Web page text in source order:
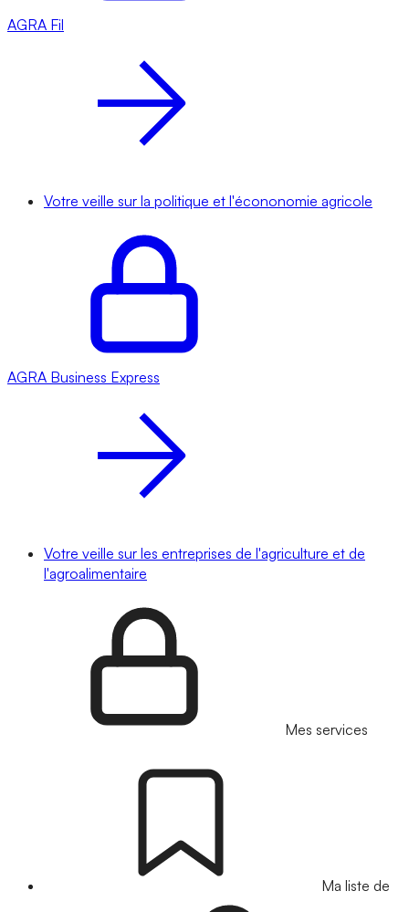
AGRA Fil
Votre veille sur la politique et l'écononomie agricole
AGRA Business Express
Votre veille sur les entreprises de l'agriculture et de
l'agroalimentaire
Mes services
Ma liste de